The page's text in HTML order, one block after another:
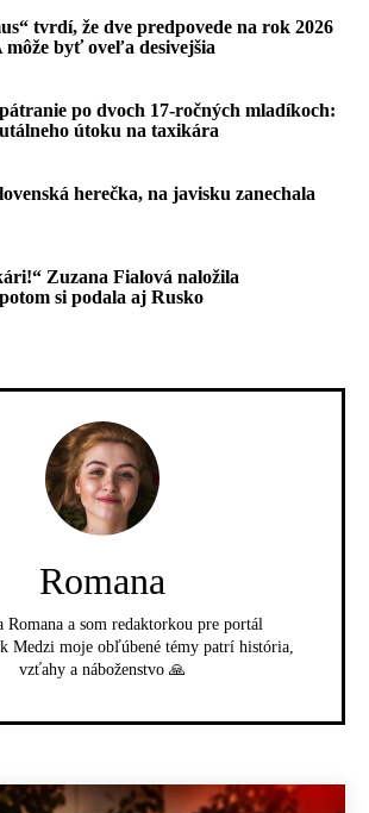
tvrdí, že dve predpovede na rok 2026
byť oveľa desivejšia
po dvoch 17-ročných mladíkoch:
útoku na taxikára
herečka, na javisku zanechala
Zuzana Fialová naložila
si podala aj Rusko
Romana
Romana a som redaktorkou pre portál
Medzi moje obľúbené témy patrí história,
vzťahy a náboženstvo 🙏